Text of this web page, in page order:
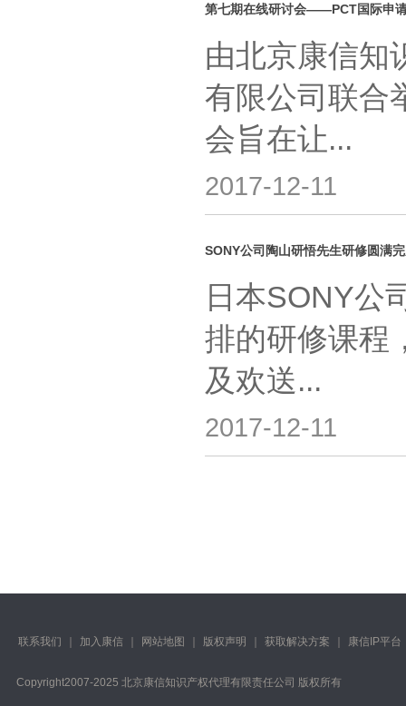
第七期在线研讨会——PCT国际申
由北京康信知
有限公司联合
会旨在让...
2017-12-11
SONY公司陶山研悟先生研修圆满
日本SONY公
排的研修课程
及欢送...
2017-12-11
联系我们 加入康信 网站地图 版权声明 获取解决方案 康信IP平台
Copyright️2007-2025 北京康信知识产权代理有限责任公司 版权所有